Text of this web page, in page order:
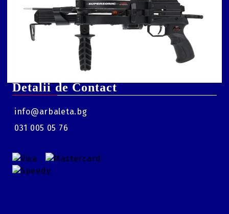
Cum se încarcă corect
o arbaletă
Arbaleta : intretinere
trebuie schimbata
coarda?
Arbaleta : reglare
Detalii de Contact
info@arbaleta.bg
031 005 05 76